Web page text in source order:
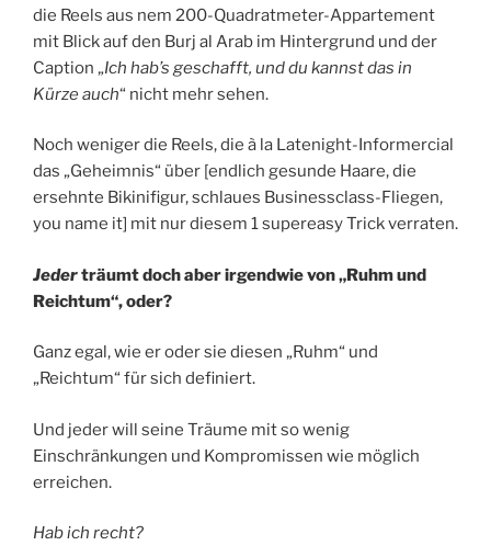
die Reels aus nem 200-Quadratmeter-Appartement
mit Blick auf den Burj al Arab im Hintergrund und der
Caption „Ich hab’s geschafft, und du kannst das in
Kürze auch“ nicht mehr sehen.
Noch weniger die Reels, die à la Latenight-Informercial
das „Geheimnis“ über [endlich gesunde Haare, die
ersehnte Bikinifigur, schlaues Businessclass-Fliegen,
you name it] mit nur diesem 1 supereasy Trick verraten.
Jederträumt doch aber irgendwie von „Ruhm und
Reichtum“, oder?
Ganz egal, wie er oder sie diesen „Ruhm“ und
„Reichtum“ für sich definiert.
Und jeder will seine Träume mit so wenig
Einschränkungen und Kompromissen wie möglich
erreichen.
Hab ich recht?